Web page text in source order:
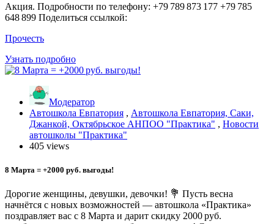
Акция. Подробности по телефону: +79 789 873 177 +79 785
648 899 Поделиться ссылкой:
Прочесть
Узнать подробно
Модератор
Автошкола Евпатория , Автошкола Евпатория, Саки,
Джанкой, Октябрьское АНПОО "Практика" , Новости
автошколы "Практика"
405 views
8 Марта = +2000 руб. выгоды!
Дорогие женщины, девушки, девочки! 💐 Пусть весна
начнётся с новых возможностей — автошкола «Практика»
поздравляет вас с 8 Марта и дарит скидку 2000 руб.